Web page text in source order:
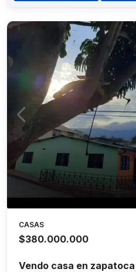
CASAS
$380.000.000
Vendo casa en zapatoca